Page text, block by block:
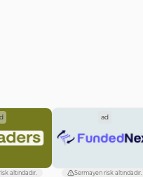
altındadır.
ad
Sermayen risk altındadır.